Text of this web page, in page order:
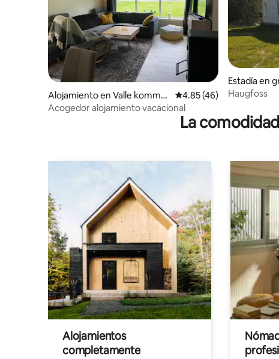
Alojamiento en Valle kommu
ne
Calificación promedio:
4.85 (46)
Acogedor alojamiento vacacional
Estadía en
kommune
Haugfoss
La
Alojamientos
completamente